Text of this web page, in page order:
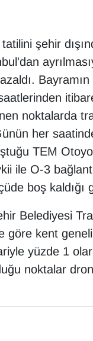
şehir
Bayramın
noktalarda
her
TEM
ile O-3
boş kaldığı
Belediyesi
göre kent
yüzde 1
noktalar